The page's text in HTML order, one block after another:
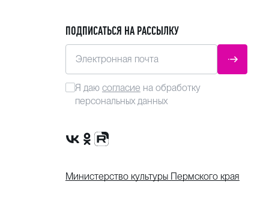
ПОДПИСАТЬСЯ НА РАССЫЛКУ
Электронная почта
Я даю согласие на обработку
персональных данных
Сообщество VK
Группа в одноклассниках
Канал Rutube
Министерство культуры Пермского края